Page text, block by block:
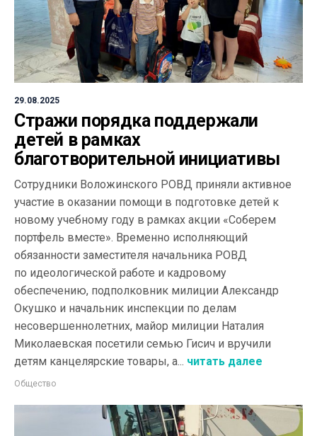
29.08.2025
Стражи порядка поддержали
детей в рамках
благотворительной инициативы
Сотрудники Воложинского РОВД приняли активное
участие в оказании помощи в подготовке детей к
новому учебному году в рамках акции «Соберем
портфель вместе». Временно исполняющий
обязанности заместителя начальника РОВД
по идеологической работе и кадровому
обеспечению, подполковник милиции Александр
Окушко и начальник инспекции по делам
несовершеннолетних, майор милиции Наталия
Миколаевская посетили семью Гисич и вручили
детям канцелярские товары, а... читать далее
Общество